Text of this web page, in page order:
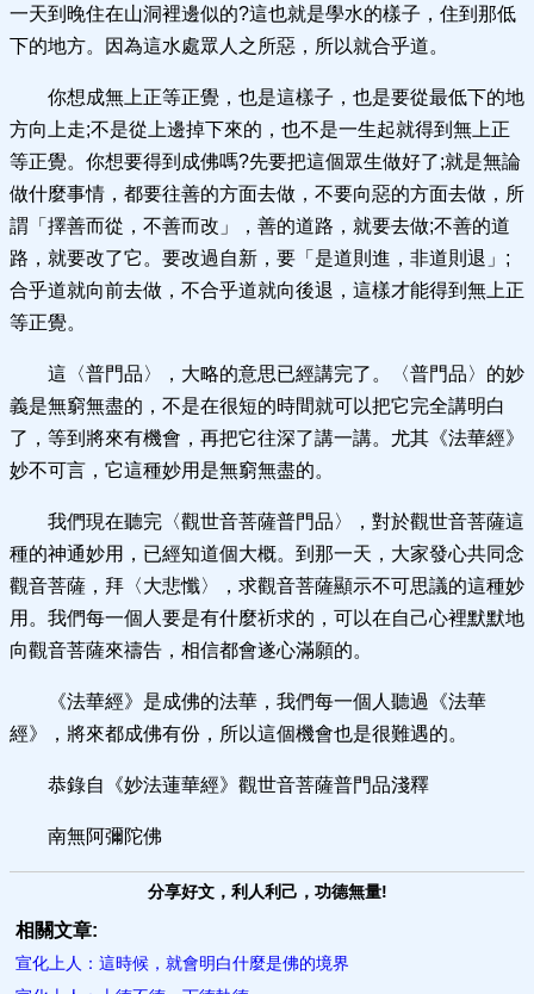
一天到晚住在山洞裡邊似的?這也就是學水的樣子，住到那低
下的地方。因為這水處眾人之所惡，所以就合乎道。
你想成無上正等正覺，也是這樣子，也是要從最低下的地
方向上走;不是從上邊掉下來的，也不是一生起就得到無上正
等正覺。你想要得到成佛嗎?先要把這個眾生做好了;就是無論
做什麼事情，都要往善的方面去做，不要向惡的方面去做，所
謂「擇善而從，不善而改」，善的道路，就要去做;不善的道
路，就要改了它。要改過自新，要「是道則進，非道則退」;
合乎道就向前去做，不合乎道就向後退，這樣才能得到無上正
等正覺。
這〈普門品〉，大略的意思已經講完了。〈普門品〉的妙
義是無窮無盡的，不是在很短的時間就可以把它完全講明白
了，等到將來有機會，再把它往深了講一講。尤其《法華經》
妙不可言，它這種妙用是無窮無盡的。
我們現在聽完〈觀世音菩薩普門品〉，對於觀世音菩薩這
種的神通妙用，已經知道個大概。到那一天，大家發心共同念
觀音菩薩，拜〈大悲懺〉，求觀音菩薩顯示不可思議的這種妙
用。我們每一個人要是有什麼祈求的，可以在自己心裡默默地
向觀音菩薩來禱告，相信都會遂心滿願的。
《法華經》是成佛的法華，我們每一個人聽過《法華
經》，將來都成佛有份，所以這個機會也是很難遇的。
恭錄自《妙法蓮華經》觀世音菩薩普門品淺釋
南無阿彌陀佛
分享好文，利人利己，功德無量!
相關文章:
宣化上人：這時候，就會明白什麼是佛的境界